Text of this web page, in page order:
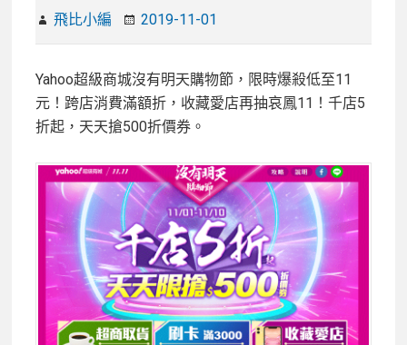
飛比小編 2019-11-01
Yahoo超級商城沒有明天購物節，限時爆殺低至11
元！跨店消費滿額折，收藏愛店再抽哀鳳11！千店5
折起，天天搶500折價券。